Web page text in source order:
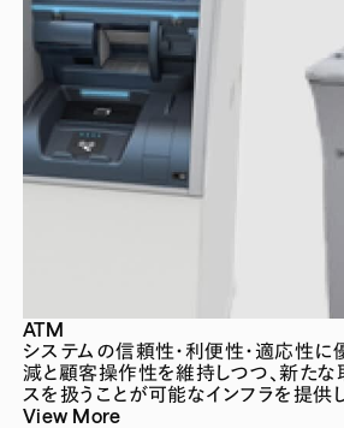
ATM
システムの信頼性・利便性・適応性に
減と顧客操作性を維持しつつ、新た
スを扱うことが可能なインフラを提供し
View More